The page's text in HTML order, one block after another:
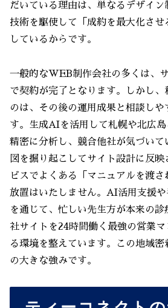
だいている理由は、単なるデザイ
技術を駆使して「成約を最大化さ
しているからです。
一般的なWEB制作会社の多くは、
で契約が完了となります。しかし、
のは、その後の運用成果と相談しや
す。生成AIを活用して札幌や北広
精密に分析し、競合他社が気づい
図を掘り起こしてサイト設計に反
ビスでよくある「マニュアルを渡
放置はいたしません。AI活用支援や
を通じて、忙しい先生方が本来の
社サイトを24時間働く最強の営業
る環境を整えています。この地域密
の大きな強みです。